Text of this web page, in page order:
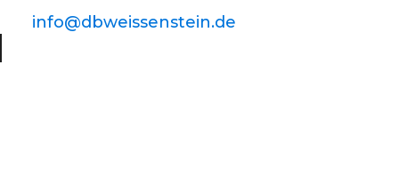
info@dbweissenstein.de